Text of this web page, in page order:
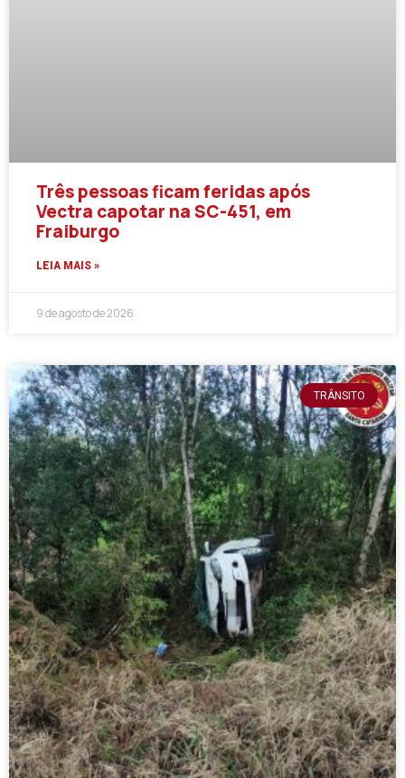
Três pessoas ficam feridas após
Vectra capotar na SC-451, em
Fraiburgo
LEIA MAIS »
9 de agosto de 2026
TRÂNSITO